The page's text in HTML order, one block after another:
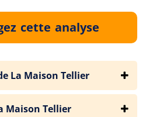
cette analyse
La Maison Tellier
Maison Tellier